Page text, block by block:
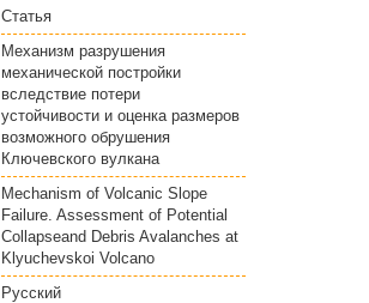
Статья
Механизм разрушения
механической постройки
вследствие потери
устойчивости и оценка размеров
возможного обрушения
Ключевского вулкана
Mechanism of Volcanic Slope
Failure. Assessment of Potential
Collapseand Debris Avalanches at
Klyuchevskoi Volcano
Русский